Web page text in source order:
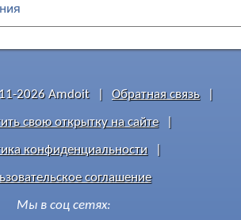
2026 Amdoit Обратная связь
свою открытку на сайте
конфиденциальности
соглашение
Мы в соц сетях: